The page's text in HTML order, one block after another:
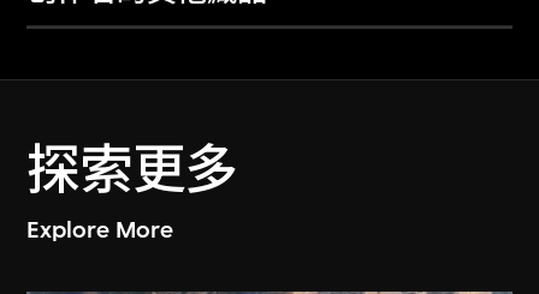
探索更多
Explore More